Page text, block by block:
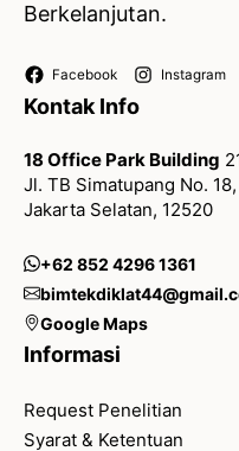
Berkelanjutan.
Facebook Instagram
Kontak Info
18 Office Park Building
Jl. TB Simatupang No.
Jakarta Selatan, 12520
+62 852 4296 1361
Google Maps
Informasi
Request Penelitian
Syarat & Ketentuan